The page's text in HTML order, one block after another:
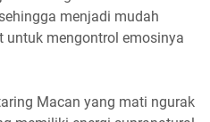
menjadi mudah
untuk mengontrol emosinya
Macan yang mati ngurak